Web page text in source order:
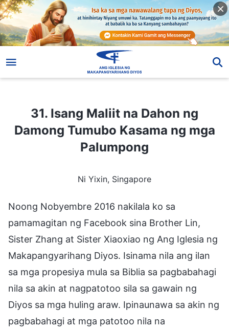
31. Isang Maliit na Dahon ng
Damong Tumubo Kasama ng mga
Palumpong
Ni Yixin, Singapore
Noong Nobyembre 2016 nakilala ko sa
pamamagitan ng Facebook sina Brother Lin,
Sister Zhang at Sister Xiaoxiao ng Ang Iglesia ng
Makapangyarihang Diyos. Isinama nila ang ilan
sa mga propesiya mula sa Biblia sa pagbabahagi
nila sa akin at nagpatotoo sila sa gawain ng
Diyos sa mga huling araw. Ipinaunawa sa akin ng
pagbabahagi at mga patotoo nila na